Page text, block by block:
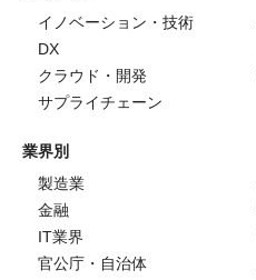
イノベーション・技術
DX
クラウド・開発
サプライチェーン
業界別
製造業
金融
IT業界
官公庁・自治体